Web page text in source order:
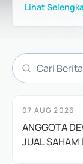
Lihat
07 AUG 2026
ANGGOTA
JUAL SAHAM